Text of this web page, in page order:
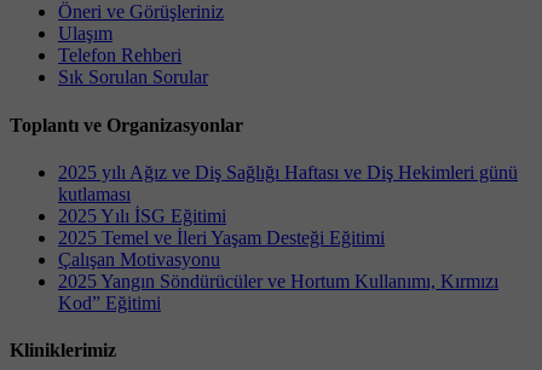
Öneri ve Görüşleriniz
Ulaşım
Telefon Rehberi
Sık Sorulan Sorular
Toplantı ve Organizasyonlar
2025 yılı Ağız ve Diş Sağlığı Haftası ve Diş Hekimleri günü
kutlaması
2025 Yılı İSG Eğitimi
2025 Temel ve İleri Yaşam Desteği Eğitimi
Çalışan Motivasyonu
2025 Yangın Söndürücüler ve Hortum Kullanımı, Kırmızı
Kod” Eğitimi
Kliniklerimiz